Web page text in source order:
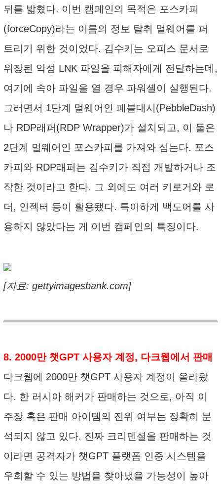
뒤를 밟혔다. 이번 캠페인의 목적은 포스카피
(forceCopy)라는 이름의 정보 탈취 멀웨어를 퍼
트리기 위한 것이었다. 김수키는 오피스 문서로
위장된 악성 LNK 파일을 피해자에게 전달하는데,
여기에 속아 파일을 열 경우 파워셸이 실행된다.
그러면서 1단계 멀웨어인 페블대시(PebbleDash)
나 RDP래퍼(RDP Wrapper)가 설치되고, 이 둘은
2단계 멀웨어인 포스카피를 가져와 심는다. 포스
카피와 RDP래퍼는 김수키가 직접 개발하거나 조
작한 것이라고 한다. 그 외에도 여러 키로거와 로
더, 인젝터 등이 활용됐다. 특이하게 백도어를 사
용하지 않았다는 게 이번 캠페인의 특징이다.
[자료: gettyimagesbank.com]
8. 2000만 챗GPT 사용자 계정, 다크웹에서 판매
다크웹에 2000만 챗GPT 사용자 계정이 올라왔
다. 한 러시아 해커가 판매하는 것으로, 아직 이
주장 혹은 판매 아이템의 진위 여부는 정확히 분
석되지 않고 있다. 진짜 크리덴셜을 판매하는 것
이라면 공격자가 챗GPT 플랫폼 인증 시스템을
우회할 수 있는 방법을 찾아냈을 가능성이 높아